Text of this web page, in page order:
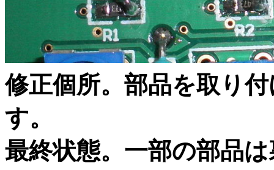
修正個所。部品を取り
最終状態。一部の部品